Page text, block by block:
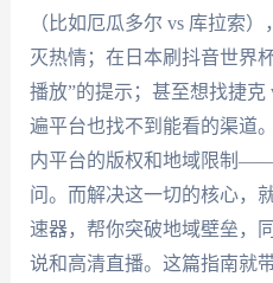
（比如厄瓜多尔 vs 库拉索
灭热情；在日本刷抖音世界
播放”的提示；甚至想找捷克
遍平台也找不到能看的渠道
内平台的版权和地域限制
问。而解决这一切的核心，
速器，帮你突破地域壁垒，
说和高清直播。这篇指南就